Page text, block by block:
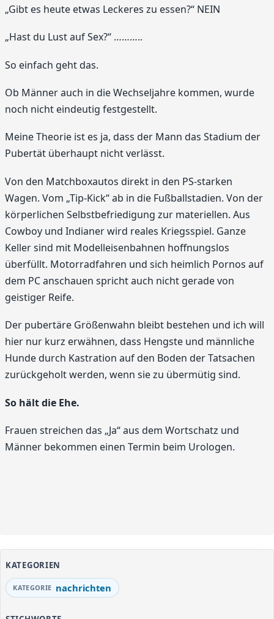
„Gibt es heute etwas Leckeres zu essen?“ NEIN
„Hast du Lust auf Sex?“ ………..
So einfach geht das.
Ob Männer auch in die Wechseljahre kommen, wurde
noch nicht eindeutig festgestellt.
Meine Theorie ist es ja, dass der Mann das Stadium der
Pubertät überhaupt nicht verlässt.
Von den Matchboxautos direkt in den PS-starken
Wagen. Vom „Tip-Kick“ ab in die Fußballstadien. Von der
körperlichen Selbstbefriedigung zur materiellen. Aus
Cowboy und Indianer wird reales Kriegsspiel. Ganze
Keller sind mit Modelleisenbahnen hoffnungslos
überfüllt. Motorradfahren und sich heimlich Pornos auf
dem PC anschauen spricht auch nicht gerade von
geistiger Reife.
Der pubertäre Größenwahn bleibt bestehen und ich will
hier nur kurz erwähnen, dass Hengste und männliche
Hunde durch Kastration auf den Boden der Tatsachen
zurückgeholt werden, wenn sie zu übermütig sind.
So hält die Ehe.
Frauen streichen das „Ja“ aus dem Wortschatz und
Männer bekommen einen Termin beim Urologen.
KATEGORIEN
nachrichten